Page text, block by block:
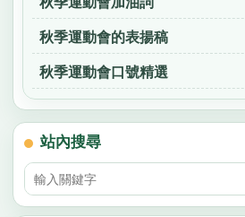
秋季運動會的表揚稿
秋季運動會口號精選
站內搜尋